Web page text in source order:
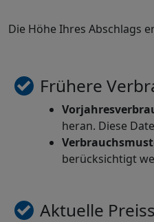
Die Höhe Ihres Abschlags
Frühere
heran. Diese
berücksichtigt
Aktuelle